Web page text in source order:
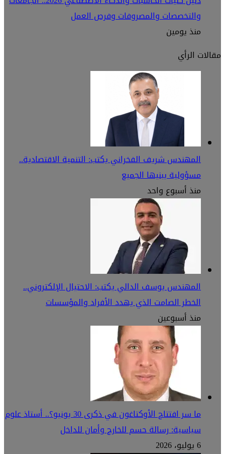
والتخصصات والمصروفات وفرص العمل
منذ يومين
مقالات الرأي
المهندس شريف الفخراني يكتب: التنمية الاقتصادية..
مسؤولية يبنيها الجميع
منذ أسبوع واحد
المهندس يوسف الدالي يكتب: الاحتيال الإلكتروني..
الخطر الصامت الذي يهدد الأفراد والمؤسسات
منذ أسبوعين
ما سر افتتاح الأوكتاغون في ذكرى 30 يونيو؟.. أستاذ علوم
سياسية: رسالة حسم للخارج وأمان للداخل
6 يوليو، 2026